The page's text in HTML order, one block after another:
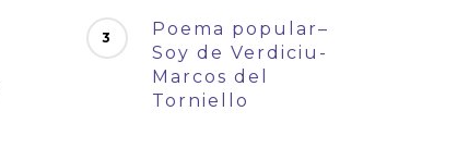
Poema popular–
Soy de Verdiciu-
Marcos del
Torniello